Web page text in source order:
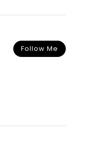
Follow Me